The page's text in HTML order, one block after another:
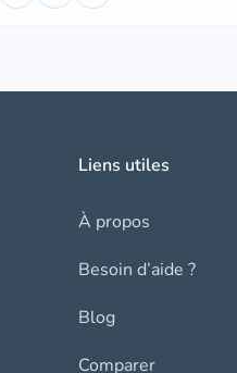
Liens utiles
À propos
Besoin d’aide ?
Blog
Comparer